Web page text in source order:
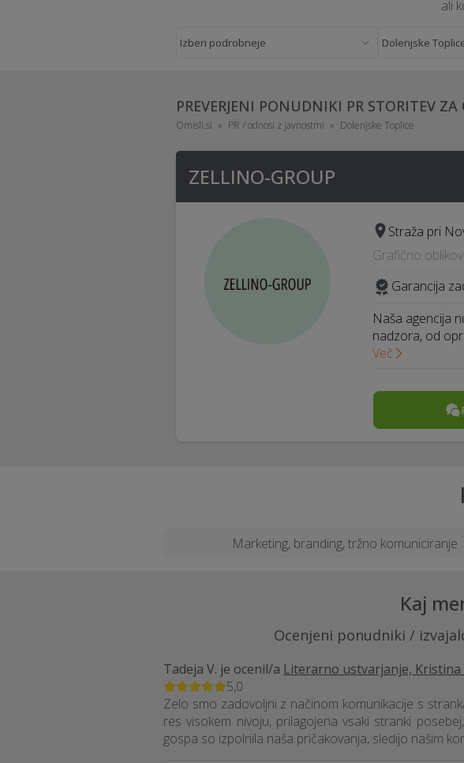
ali
PREVERJENI PONUDNIKI PR STORITEV
Omisli.si PR / odnosi z javnostmi Dolenjske Toplice
ZELLINO-GROUP
Straža pri
Grafično
Garancija
Naša agencija
nadzora, od
Več
Marketing, branding, tržno komuniciranje
Kaj
Ocenjeni ponudniki /
Tadeja V. je ocenil/a Literarno ustvarjanje, Kristina
5,0
Zelo smo zadovoljni z načinom komunikacije s
res visokem nivoju, prilagojena vsaki stranki
gospa so izpolnila naša pričakovanja, sledijo našim